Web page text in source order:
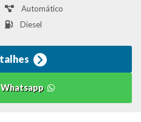
Automático
Diesel
Whatsapp